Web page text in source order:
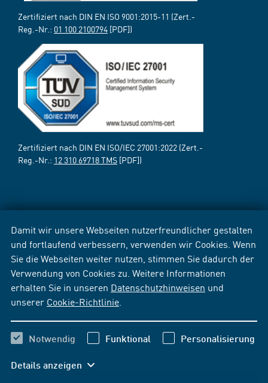
Damit wir unsere Webseiten nutzerfreundlicher gestalten
und fortlaufend verbessern, verwenden wir Cookies. Wenn
Sie die Webseiten weiter nutzen, stimmen Sie dadurch der
Verwendung von Cookies zu. Weitere Informationen
erhalten Sie in unseren Datenschutzhinweisen und
unserer Cookie-Richtlinie
Notwendig Funktional Personalisierung
Details anzeigen
Zertifiziert nach DIN EN ISO 9001:2015-11 (Zert.-
Reg.-Nr.: 01 100 2100794 [PDF])
Zertifiziert nach DIN EN ISO/IEC 27001:2022 (Zert.-
Reg.-Nr.: 12 310 69718 TMS [PDF])